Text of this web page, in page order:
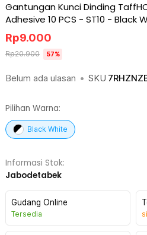
Gantungan Kunci Dinding
Adhesive 10 PCS - ST10 - Black
Belum ada ulasan • SKU
Rp9.000
Rp20.900 57%
Pilihan Warna:
Black White
Informasi Stok:
Jabodetabek
Gudang Online
Tersedia